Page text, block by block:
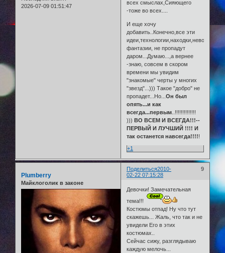
2026-07-09 01:51:47
всех смыслах,Сияющего
-тоже во всех....
И еще хочу
добавить..Конечно,все эти
фантазии, не пропадут
даром...Думаю...,а вернее
-знаю, совсем в скором
времени мы увидим
"знакомые" черты у многих
"звезд"...))) Такое "добро" не
пропадет...Но...Он был
опять...и как
всегда...первым ..!!!!!!!!!!!!!!
))) ВО ВСЕМ И ВСЕГДА!!!--
ПЕРВЫЙ И ЛУЧШИЙ !!!! И
так останется навсегда!!!!!
+1
Поделиться 9
2010-
02-22 07:15:28
Plumberry
Майклоголик в законе
Девочки! Замечательная
тема!!!
Костюмы отпад! Ну что тут
скажешь... Жаль, что так и не
увидели Его в этих
костюмах..
Сейчас сижу, разглядываю
каждую мелочь...